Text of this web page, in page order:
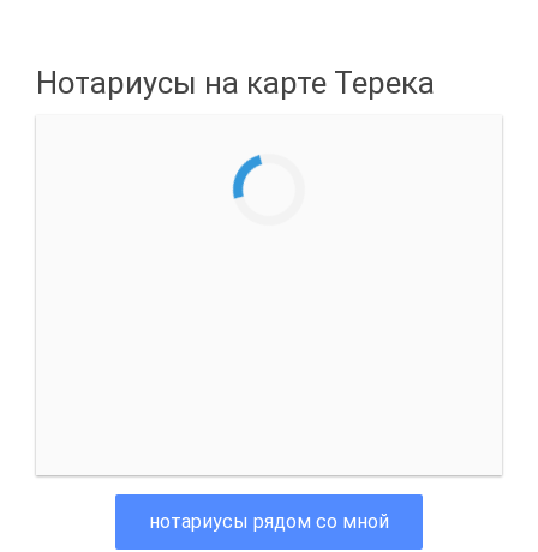
Нотариусы на карте Терека
нотариусы рядом со мной